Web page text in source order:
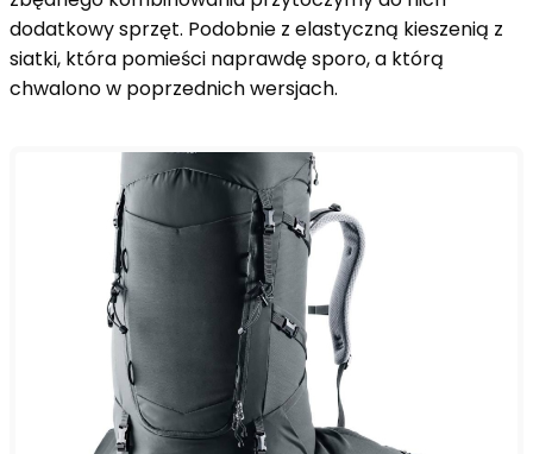
dodatkowy sprzęt. Podobnie z elastyczną kieszenią z
siatki, która pomieści naprawdę sporo, a którą
chwalono w poprzednich wersjach.